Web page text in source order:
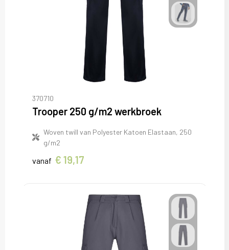
370710
Trooper 250 g/m2 werkbroek
Woven twill van Polyester Katoen Elastaan, 250
g/m2
vanaf € 19,17